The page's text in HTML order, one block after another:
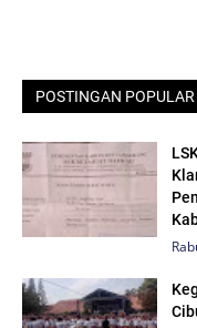
POSTINGAN POPULAR